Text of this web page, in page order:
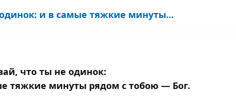
и в самые тяжкие минуты...
что ты не одинок:
тяжкие минуты рядом с тобою — Бог.